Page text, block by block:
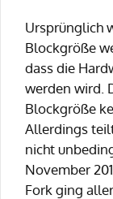
Ursprünglich
Blockgröße
dass die
werden wird.
Blockgröße
Allerdings
nicht
November
Fork ging